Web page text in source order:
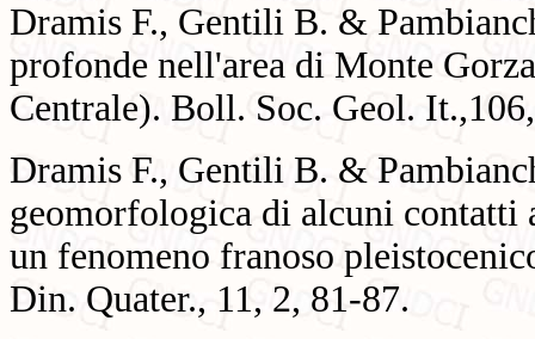
Dramis F., Gentili B. &
profonde nell'area di Monte
Centrale). Boll. Soc. Geol.
Dramis F., Gentili B. &
geomorfologica di alcuni
un fenomeno franoso
Din. Quater., 11, 2, 81-87.